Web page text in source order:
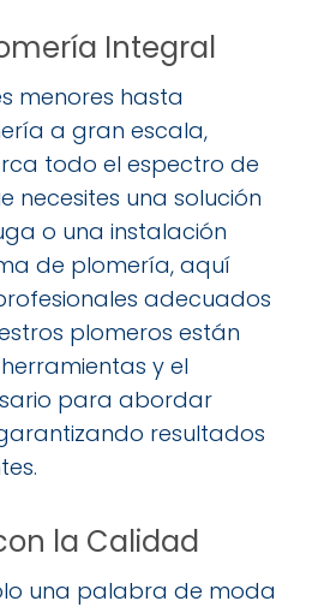
Integral
menores hasta
a gran escala,
todo el espectro de
necesites una solución
o una instalación
de plomería, aquí
adecuados
plomeros están
y el
para abordar
resultados
la Calidad
una palabra de moda